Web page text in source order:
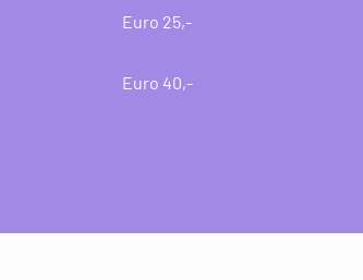
Euro 25,-
Euro 40,-